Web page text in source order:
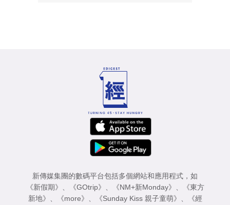
新傳媒集團的數碼平台包括多個網站和應用程式，如
《新假期》
《GOtrip》 《NM+新Monday》
《東方
新地》
《more》 《Sunday Kiss 親子童萌》
《經